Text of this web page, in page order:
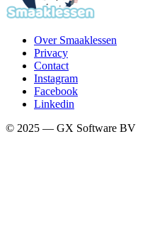
Over Smaaklessen
Privacy
Contact
Instagram
Facebook
Linkedin
© 2025 — GX Software BV